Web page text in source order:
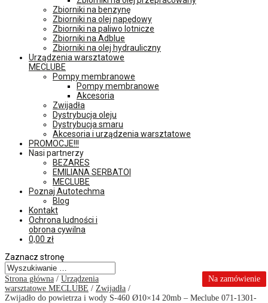
Zbiorniki na benzynę
Zbiorniki na olej napędowy
Zbiorniki na paliwo lotnicze
Zbiorniki na Adblue
Zbiorniki na olej hydrauliczny
Urządzenia warsztatowe
MECLUBE
Pompy membranowe
Pompy membranowe
Akcesoria
Zwijadła
Dystrybucja oleju
Dystrybucja smaru
Akcesoria i urządzenia warsztatowe
PROMOCJE!!!
Nasi partnerzy
BEZARES
EMILIANA SERBATOI
MECLUBE
Poznaj Autotechma
Blog
Kontakt
Ochrona ludności i
obrona cywilna
0,00 zł
Zaznacz stronę
Na zamówienie
Strona główna / Urządzenia
warsztatowe MECLUBE / Zwijadła /
Zwijadło do powietrza i wody S-460 Ø10×14 20mb – Meclube 071-1301-